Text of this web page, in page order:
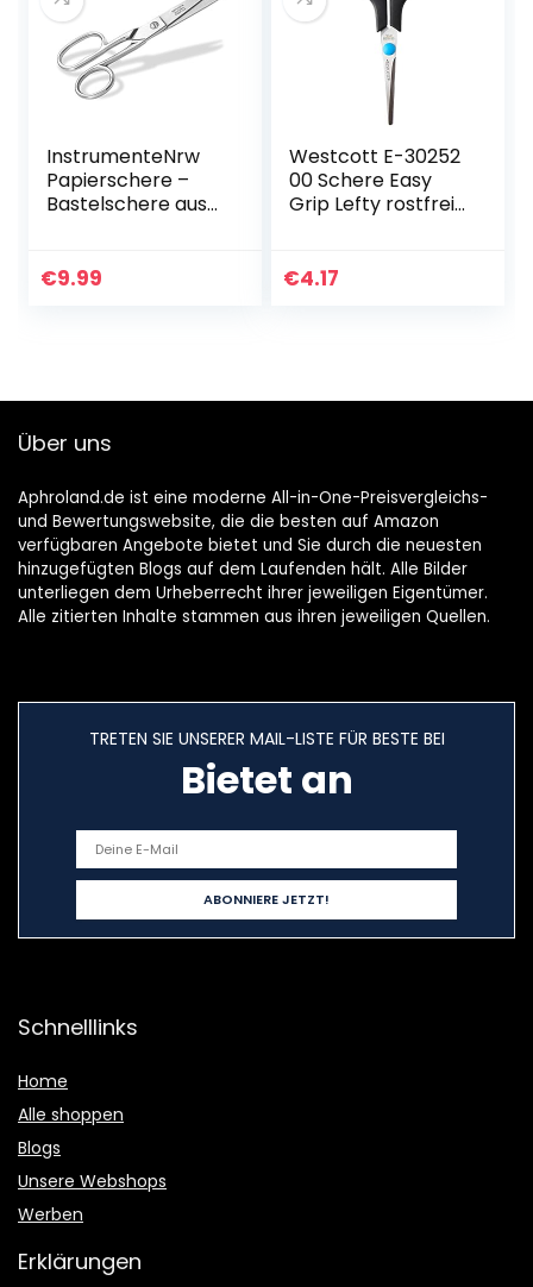
InstrumenteNrw
Papierschere –
Bastelschere aus
€9.99
Westcott E-30252
00 Schere Easy
Grip Lefty rostfrei,
cm/5″, für
€4.17
Über uns
Aphroland.de ist eine moderne All-in-One-Preisvergleichs-
und Bewertungswebsite, die die besten auf Amazon
verfügbaren Angebote bietet und Sie durch die neuesten
hinzugefügten Blogs auf dem Laufenden hält. Alle Bilder
unterliegen dem Urheberrecht ihrer jeweiligen Eigentümer.
Alle zitierten Inhalte stammen aus ihren jeweiligen Quellen.
TRETEN SIE UNSERER MAIL-LISTE FÜR BESTE BEI
Bietet an
Schnelllinks
Home
Alle shoppen
Blogs
Unsere Webshops
Werben
Erklärungen